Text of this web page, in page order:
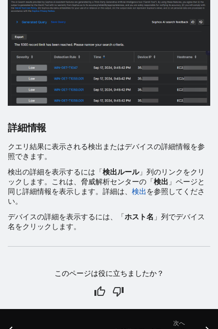
詳細情報
クエリ結果に表示される検出またはデバイスの詳細情報を参
照できます。
検出の詳細を表示するには「検出ルール」列のリンクをクリ
ックします。これは、脅威解析センターの「検出 」ページと
同じ詳細情報を表示します。詳細は、 検出 を参照してくださ
い。
デバイスの詳細を表示するには、「ホスト名 」列でデバイス
名をクリックします。
このページは役に立ちましたか？
次へ